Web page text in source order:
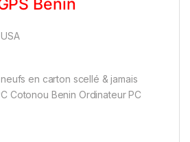
Benin
en carton scellé & jamais
Cotonou Benin Ordinateur PC